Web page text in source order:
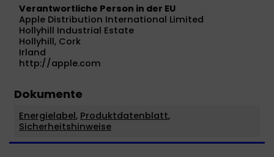
Verantwortliche Person in der EU
Apple Distribution International Limited
Hollyhill Industrial Estate
Hollyhill, Cork
Irland
http://apple.com
Dokumente
Energielabel, Produktdatenblatt,
Sicherheitshinweise